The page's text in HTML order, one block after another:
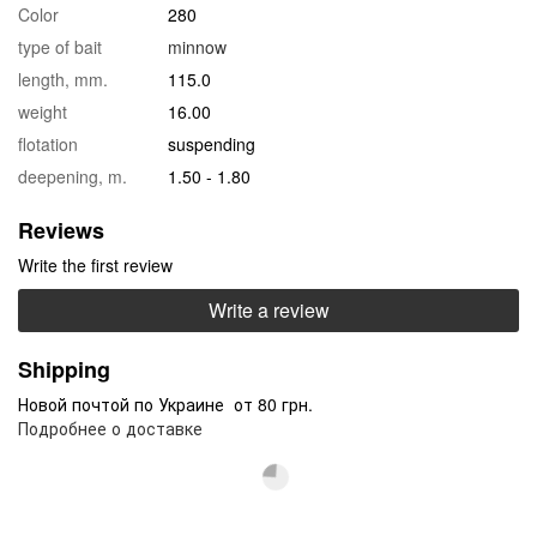
Color
280
type of bait
minnow
length, mm.
115.0
weight
16.00
flotation
suspending
deepening, m.
1.50 - 1.80
Reviews
Write the first review
Write a review
Shipping
Новой почтой по Украине от 80 грн.
Подробнее о доставке